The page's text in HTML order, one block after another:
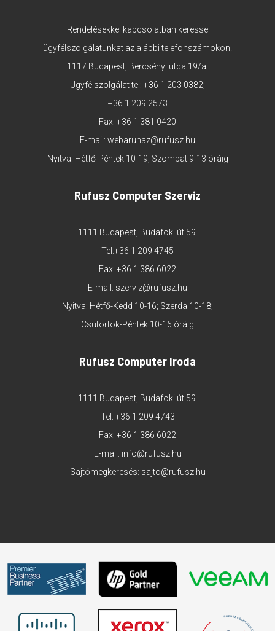
Rendelésekkel kapcsolatban keresse
ügyfélszolgálatunkat az alábbi telefonszámokon!
1117 Budapest, Bercsényi utca 19/a.
Ügyfélszolgálat tel: +36 1 203 0382;
+36 1 209 2573
Fax: +36 1 381 0420
E-mail: webaruhaz@rufusz.hu
Nyitva: Hétfő-Péntek 10-19; Szombat 9-13 óráig
Rufusz Computer Szerviz
1111 Budapest, Budafoki út 59.
Tel:+36 1 209 4745
Fax: +36 1 386 6022
E-mail: szerviz@rufusz.hu
Nyitva: Hétfő-Kedd 10-16; Szerda 10-18;
Csütörtök-Péntek 10-16 óráig
Rufusz Computer Iroda
1111 Budapest, Budafoki út 59.
Tel: +36 1 209 4743
Fax: +36 1 386 6022
E-mail: info@rufusz.hu
Sajtómegkeresés: sajto@rufusz.hu